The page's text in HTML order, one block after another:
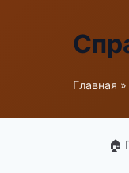
Главная »
🏠